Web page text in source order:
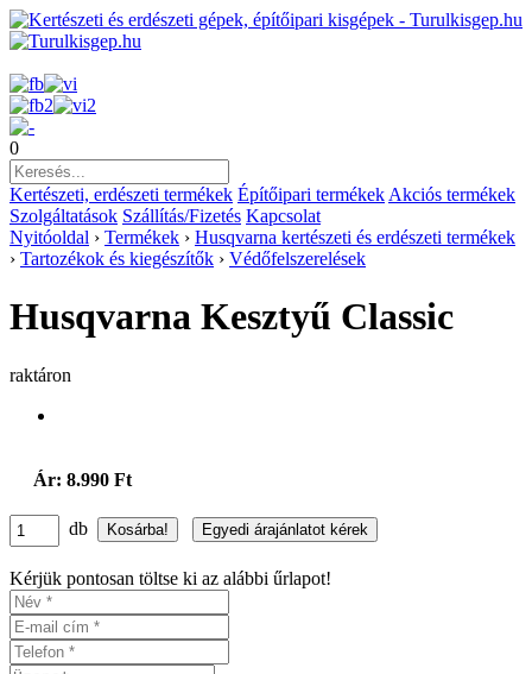
0
Kertészeti, erdészeti termékek Építőipari termékek Akciós termékek
Szolgáltatások Szállítás/Fizetés Kapcsolat
Nyitóoldal › Termékek › Husqvarna kertészeti és erdészeti termékek
› Tartozékok és kiegészítők › Védőfelszerelések
Husqvarna Kesztyű Classic
raktáron
Ár: 8.990 Ft
db
Kérjük pontosan töltse ki az alábbi űrlapot!